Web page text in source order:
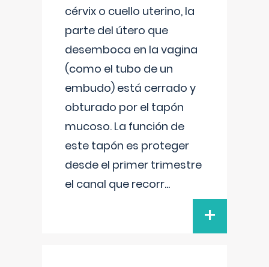
cérvix o cuello uterino, la
parte del útero que
desemboca en la vagina
(como el tubo de un
embudo) está cerrado y
obturado por el tapón
mucoso. La función de
este tapón es proteger
desde el primer trimestre
el canal que recorr...
+